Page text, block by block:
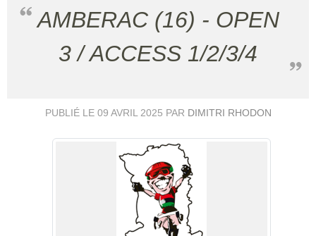
AMBERAC (16) - OPEN
3 / ACCESS 1/2/3/4
PUBLIÉ LE 09 AVRIL 2025 PAR DIMITRI RHODON